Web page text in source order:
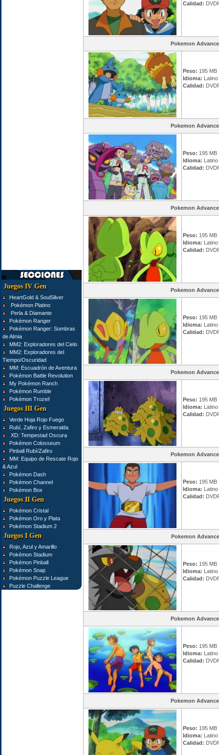
Juegos IV Gen
HeartGold & SoulSilver
Pokémon Platino
Perla & Diamante
Pokémon Ranger
Pokémon Ranger: Sombras
de Almia
MM2: Exploradores del Cielo
MM2: Exploradores del
Tiempo/Oscuridad
MM: Escuadrón de Aventura
Pokémon Battle Revolution
My Pokémon Ranch
Pokémon Rumble
Pokémon Trozei!
Juegos III Gen
Verde Hoja Rojo Fuego
Rubí, Zafiro y Esmeralda
XD: Tempestad Oscura
Pokémon Colosseum
Pinball Rubí/Zafiro
MM: Equipo de Rescate Rojo
& Azul
Pokémon Dash
Pokémon Channel
Pokémon Box
Juegos II Gen
Pokémon Cristal
Pokémon Oro y Plata
Pokémon Stadium 2
Juegos I Gen
Rojo, Azul y Amarillo
Pokémon Stadium
Pokémon Pinball
Pokémon Snap
Pokémon Puzzle League
Puzzle Challenge
Calidad:
Pokemon
Peso: 195 MB
Idioma: Latino
Calidad:
Pokemon
Peso: 195 MB
Idioma: Latino
Calidad:
Pokemon
Peso: 195 MB
Idioma: Latino
Calidad:
Pokemon
Peso: 195 MB
Idioma: Latino
Calidad:
Pokemon
Peso: 195 MB
Idioma: Latino
Calidad:
Pokemon
Peso: 195 MB
Idioma: Latino
Calidad:
Pokemon
Peso: 195 MB
Idioma: Latino
Calidad:
Pokemon
Peso: 195 MB
Idioma: Latino
Calidad:
Pokemon
Peso: 195 MB
Idioma: Latino
Calidad: